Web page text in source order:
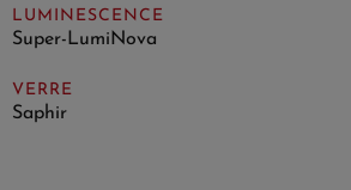
LUMINESCENCE
Super-LumiNova
VERRE
Saphir